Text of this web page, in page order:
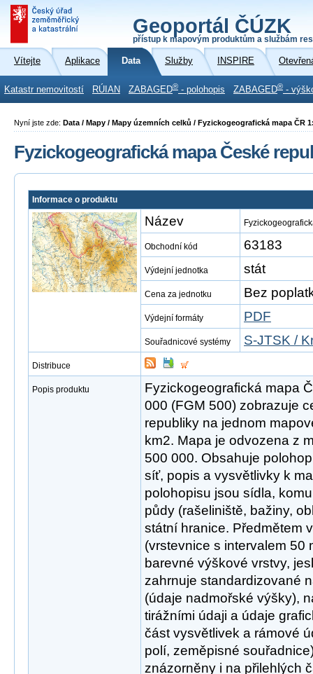
Geoportál ČÚZK
přístup k mapovým produktům a službám
Vítejte Aplikace Data Služby INSPIRE
Katastr nemovitostí RÚIAN ZABAGED® - polohopis ZABAGED® -
Nyní jste zde: Data / Mapy / Mapy územních celků / Fyzickogeografická mapa ČR
Fyzickogeografická mapa České
Informace o produktu
Název
Obchodní kód 63183
Výdejní jednotka stát
Cena za jednotku Bez
Výdejní formáty PDF
Souřadnicové systémy S-JTSK /
Distribuce
Popis produktu
Fyzickogeografická mapa
000 (FGM 500) zobrazuje
republiky na jednom
km2. Mapa je odvozena z
500 000. Obsahuje
síť, popis a vysvětlivky k
polohopisu jsou sídla,
půdy (rašeliniště, bažiny,
státní hranice. Předmětem
(vrstevnice s intervalem 50
barevné výškové vrstvy,
zahrnuje standardizované
(údaje nadmořské výšky),
tirážními údaji a údaje
část vysvětlivek a rámové
polí, zeměpisné
znázorněny i na přilehlých